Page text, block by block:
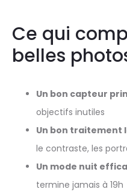
Ce qui
belles
Un bon capteur
objectifs inutiles
Un bon traitement
le contraste, les
Un mode nuit
termine jamais à 19h